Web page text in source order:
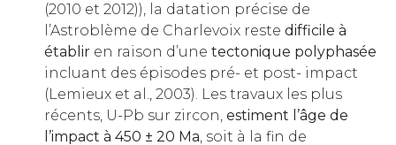
(2010 et 2012)), la datation précise de
l’Astroblème de Charlevoix reste difficile à
établir en raison d’une tectonique polyphasée
incluant des épisodes pré- et post- impact
(Lemieux et al., 2003). Les travaux les plus
récents, U-Pb sur zircon, estiment l’âge de
l’impact à 450 ± 20 Ma, soit à la fin de